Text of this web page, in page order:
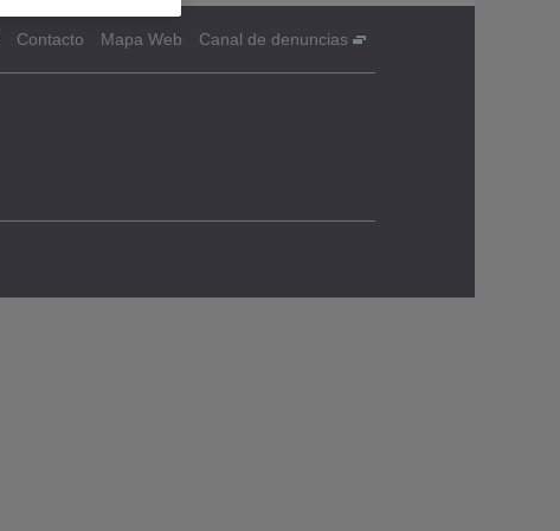
Contacto Mapa Web Canal de denuncias